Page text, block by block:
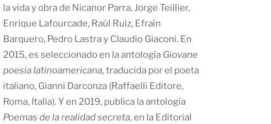
la vida y obra de Nicanor Parra, Jorge Teillier,
Enrique Lafourcade, Raúl Ruiz, Efraín
Barquero, Pedro Lastra y Claudio Giaconi. En
2015, es seleccionado en la antología Giovane
poesia latinoamericana, traducida por el poeta
italiano, Gianni Darconza (Raffaelli Editore,
Roma, Italia). Y en 2019, publica la antología
Poemas de la realidad secreta, en la Editorial